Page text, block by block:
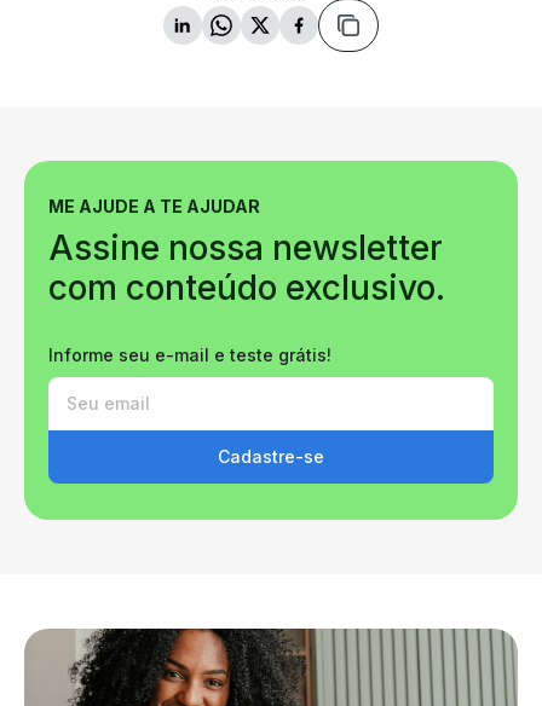
ME AJUDE A TE AJUDAR
Assine nossa newsletter
com conteúdo exclusivo.
Informe seu e-mail e teste grátis!
Cadastre-se